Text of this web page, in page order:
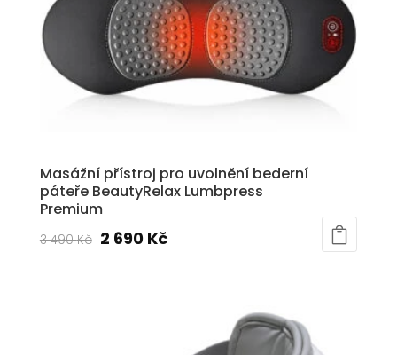
Masážní přístroj pro uvolnění bederní
páteře BeautyRelax Lumbpress
Premium
3 490Kč Původní
2 690 KčAktuální
690 Kč.